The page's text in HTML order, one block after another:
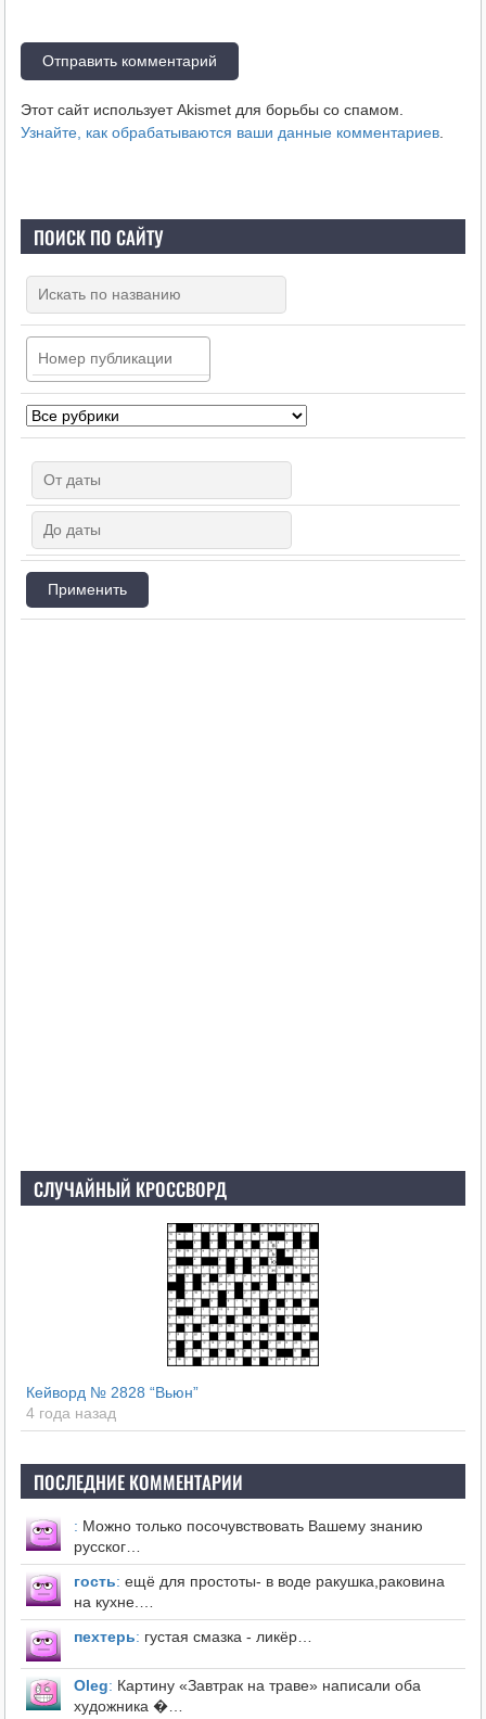
Этот сайт использует Akismet для борьбы со спамом.
Узнайте, как обрабатываются ваши данные комментариев.
ПОИСК ПО САЙТУ
СЛУЧАЙНЫЙ КРОССВОРД
Кейворд № 2828 “Вьюн”
4 года назад
ПОСЛЕДНИЕ КОММЕНТАРИИ
: Можно только посочувствовать Вашему знанию
русског…
гость: ещё для простоты- в воде ракушка,раковина
на кухне.…
пехтерь: густая смазка - ликёр…
Оleg: Картину «Завтрак на траве» написали оба
художника �…